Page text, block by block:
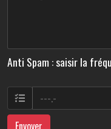
Anti Spam : saisir la
Envoyer